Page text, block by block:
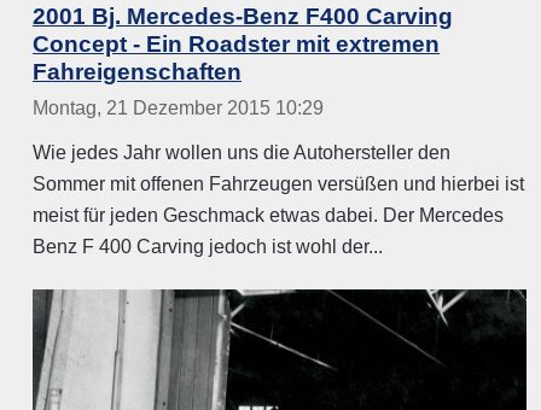
2001 Bj. Mercedes-Benz F400 Carving
Concept - Ein Roadster mit extremen
Fahreigenschaften
Montag, 21 Dezember 2015 10:29
Wie jedes Jahr wollen uns die Autohersteller den
Sommer mit offenen Fahrzeugen versüßen und hierbei ist
meist für jeden Geschmack etwas dabei. Der Mercedes
Benz F 400 Carving jedoch ist wohl der...